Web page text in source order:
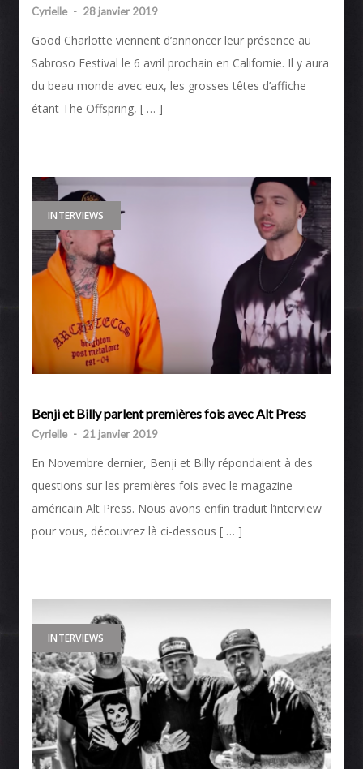
Cyrielle - 28 janvier 2019
Good Charlotte viennent d’annoncer leur présence au
Sabroso Festival le 6 avril prochain en Californie. Il y aura
du beau monde avec eux, les grosses têtes d’affiche
étant The Offspring, [ … ]
INTERVIEWS
Benji et Billy parlent premières fois avec Alt Press
Cyrielle - 21 janvier 2019
En Novembre dernier, Benji et Billy répondaient à des
questions sur les premières fois avec le magazine
américain Alt Press. Nous avons enfin traduit l’interview
pour vous, découvrez là ci-dessous [ … ]
INTERVIEWS